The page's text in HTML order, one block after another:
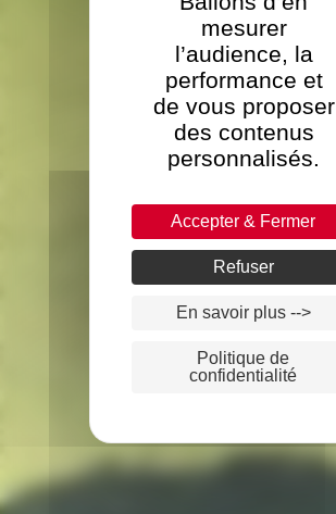
mesurer
l’audience, la
performance et
de vous proposer
des contenus
personnalisés.
Accepter & Fermer
Refuser
En savoir plus -->
Politique de
confidentialité